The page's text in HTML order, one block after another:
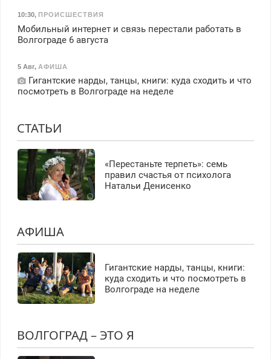
10:30, ПРОИСШЕСТВИЯ
Мобильный интернет и связь перестали работать в
Волгограде 6 августа
5 Авг, АФИША
Гигантские нарды, танцы, книги: куда сходить и что
посмотреть в Волгограде на неделе
СТАТЬИ
«Перестаньте терпеть»: семь
правил счастья от психолога
Натальи Денисенко
АФИША
Гигантские нарды, танцы, книги:
куда сходить и что посмотреть в
Волгограде на неделе
ВОЛГОГРАД – ЭТО Я